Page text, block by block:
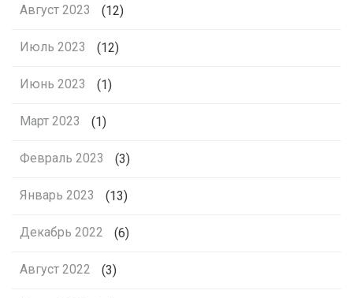
Август 2023 (12)
Июль 2023 (12)
Июнь 2023 (1)
Март 2023 (1)
Февраль 2023 (3)
Январь 2023 (13)
Декабрь 2022 (6)
Август 2022 (3)